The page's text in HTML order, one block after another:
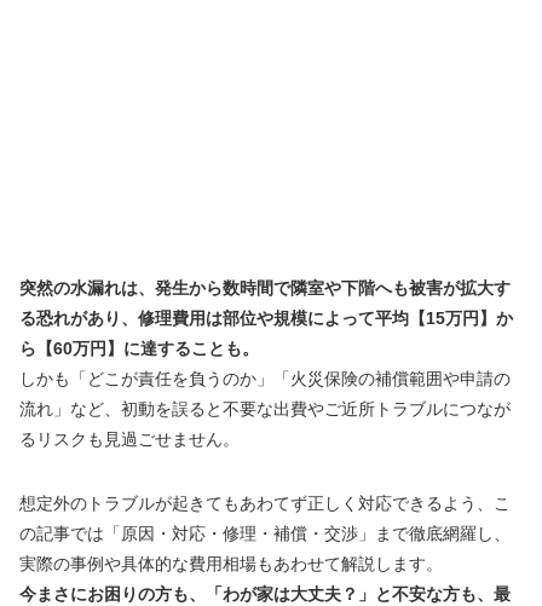
突然の水漏れは、発生から数時間で隣室や下階へも被害が拡大す
る恐れがあり、修理費用は部位や規模によって平均【15万円】か
ら【60万円】に達することも。
しかも「どこが責任を負うのか」「火災保険の補償範囲や申請の
流れ」など、初動を誤ると不要な出費やご近所トラブルにつなが
るリスクも見過ごせません。
想定外のトラブルが起きてもあわてず正しく対応できるよう、こ
の記事では「原因・対応・修理・補償・交渉」まで徹底網羅し、
実際の事例や具体的な費用相場もあわせて解説します。
今まさにお困りの方も、「わが家は大丈夫？」と不安な方も、最